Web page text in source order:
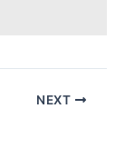
NEXT